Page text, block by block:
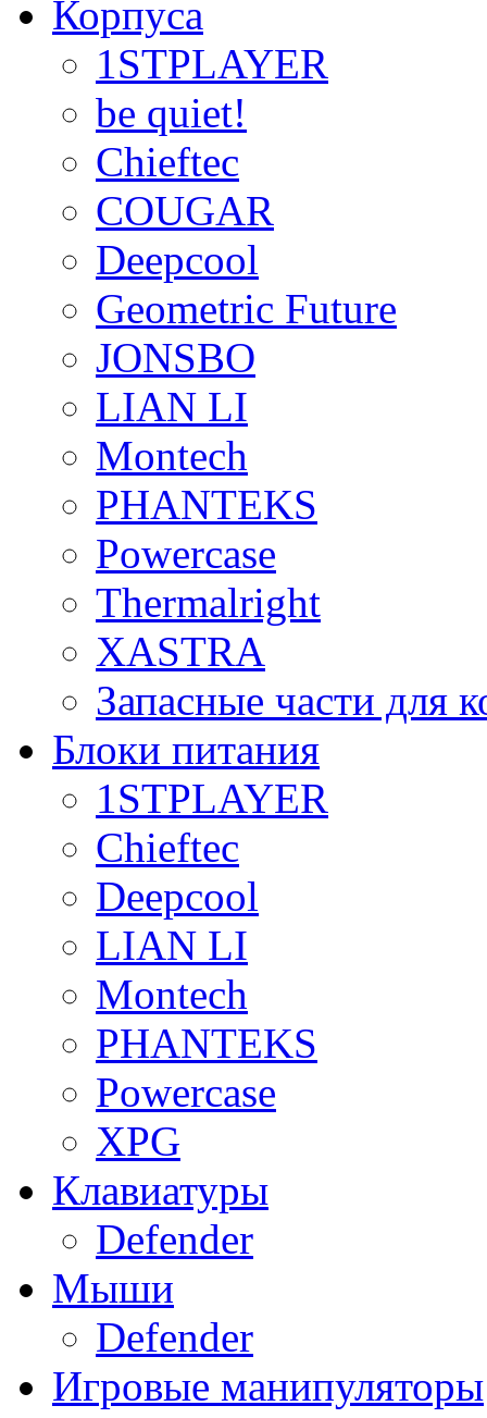
Корпуса
1STPLAYER
be quiet!
Chieftec
COUGAR
Deepcool
Geometric Future
JONSBO
LIAN LI
Montech
PHANTEKS
Powercase
Thermalright
XASTRA
Запасные части для
Блоки питания
1STPLAYER
Chieftec
Deepcool
LIAN LI
Montech
PHANTEKS
Powercase
XPG
Клавиатуры
Defender
Мыши
Defender
Игровые манипуляторы